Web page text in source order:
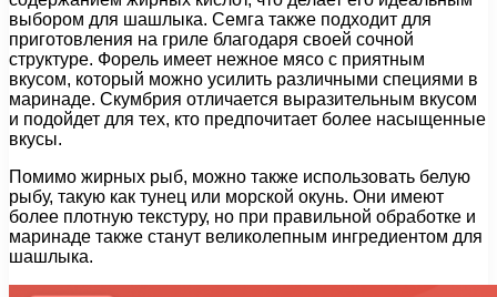
выбором для шашлыка. Семга также подходит для
приготовления на гриле благодаря своей сочной
структуре. Форель имеет нежное мясо с приятным
вкусом, который можно усилить различными специями в
маринаде. Скумбрия отличается выразительным вкусом
и подойдет для тех, кто предпочитает более насыщенные
вкусы.
Помимо жирных рыб, можно также использовать белую
рыбу, такую как тунец или морской окунь. Они имеют
более плотную текстуру, но при правильной обработке и
маринаде также станут великолепным ингредиентом для
шашлыка.